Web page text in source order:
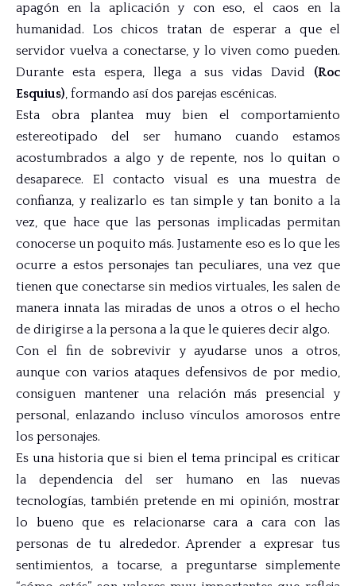
apagón en la aplicación y con eso, el caos en la
humanidad. Los chicos tratan de esperar a que el
servidor vuelva a conectarse, y lo viven como pueden.
Durante esta espera, llega a sus vidas David (Roc
Esquius), formando así dos parejas escénicas.
Esta obra plantea muy bien el comportamiento
estereotipado del ser humano cuando estamos
acostumbrados a algo y de repente, nos lo quitan o
desaparece. El contacto visual es una muestra de
confianza, y realizarlo es tan simple y tan bonito a la
vez, que hace que las personas implicadas permitan
conocerse un poquito más. Justamente eso es lo que les
ocurre a estos personajes tan peculiares, una vez que
tienen que conectarse sin medios virtuales, les salen de
manera innata las miradas de unos a otros o el hecho
de dirigirse a la persona a la que le quieres decir algo.
Con el fin de sobrevivir y ayudarse unos a otros,
aunque con varios ataques defensivos de por medio,
consiguen mantener una relación más presencial y
personal, enlazando incluso vínculos amorosos entre
los personajes.
Es una historia que si bien el tema principal es criticar
la dependencia del ser humano en las nuevas
tecnologías, también pretende en mi opinión, mostrar
lo bueno que es relacionarse cara a cara con las
personas de tu alrededor. Aprender a expresar tus
sentimientos, a tocarse, a preguntarse simplemente